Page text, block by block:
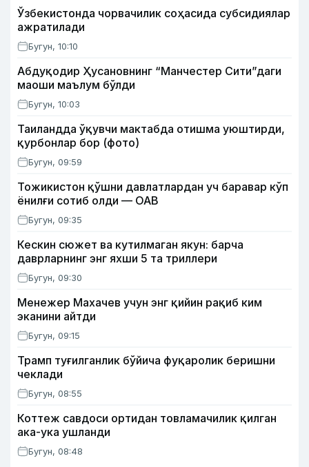
Ўзбекистонда чорвачилик соҳасида субсидиялар
ажратилади
Бугун, 10:10
Абдуқодир Ҳусановнинг “Манчестер Сити”даги
маоши маълум бўлди
Бугун, 10:03
Таиландда ўқувчи мактабда отишма уюштирди,
қурбонлар бор (фото)
Бугун, 09:59
Тожикистон қўшни давлатлардан уч баравар кўп
ёнилғи сотиб олди — ОАВ
Бугун, 09:35
Кескин сюжет ва кутилмаган якун: барча
даврларнинг энг яхши 5 та триллери
Бугун, 09:30
Менежер Махачев учун энг қийин рақиб ким
эканини айтди
Бугун, 09:15
Трамп туғилганлик бўйича фуқаролик беришни
чеклади
Бугун, 08:55
Коттеж савдоси ортидан товламачилик қилган
ака-ука ушланди
Бугун, 08:48